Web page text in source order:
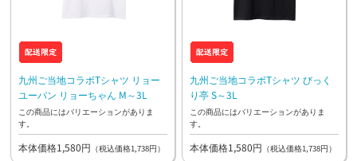
九州ご当地コラボTシャツ リョー
ユーパン リョーちゃん M～3L
この商品にはバリエーションがありま
す。
本体価格1,580円 （税込価格1,738円）
九州ご当地コラボTシャツ びっく
り亭 S～3L
この商品にはバリエーションがありま
す。
本体価格1,580円 （税込価格1,738円）